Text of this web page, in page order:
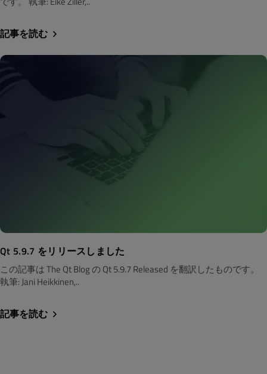
記事を読む
Qt 5.9.7 をリリースしました
この記事は The Qt Blog の Qt 5.9.7 Released を翻訳したものです。
執筆: Jani Heikkinen,..
記事を読む